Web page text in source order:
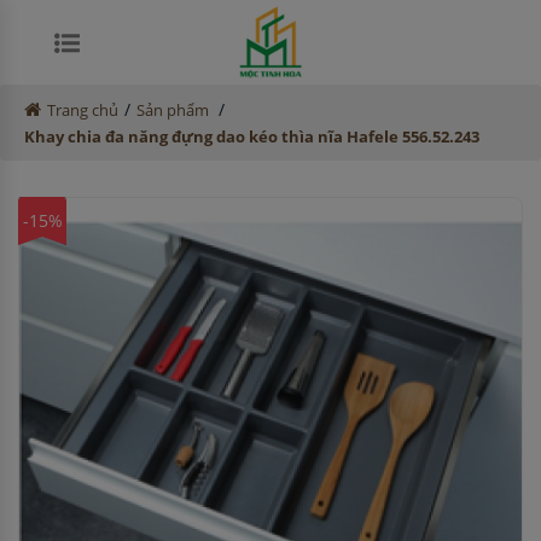
Trang chủ / Sản phẩm /
Khay chia đa năng đựng dao kéo thìa nĩa Hafele 556.52.243
-15%